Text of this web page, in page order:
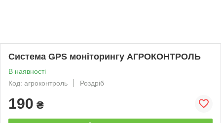
Система GPS моніторингу АГРОКОНТРОЛЬ
В наявності
Код: агроконтроль
Роздріб
190 ₴